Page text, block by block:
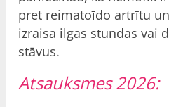
pret reimatoīdo artrītu
izraisa ilgas stundas vai
stāvus.
Atsauksmes 2026: